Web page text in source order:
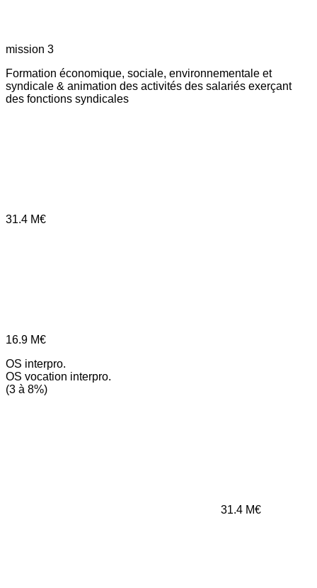
mission 3
Formation économique, sociale, environnementale et
syndicale & animation des activités des salariés exerçant
des fonctions syndicales
31.4 M€
16.9 M€
OS interpro.
OS vocation interpro.
(3 à 8%)
31.4 M€